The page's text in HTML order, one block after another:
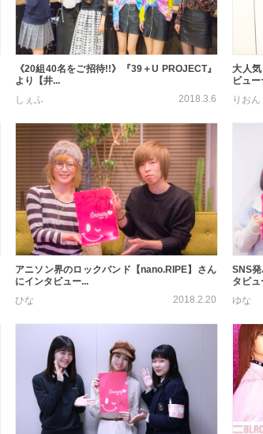
《20組40名をご招待!!》『39＋U PROJECT』
より【井...
しぇふ
2018.3.6
大人
ビュ
りおん
アニソン界のロックバンド【nano.RIPE】さん
にインタビュー...
ひな
2018.2.20
SNS
タビュ
ゆな